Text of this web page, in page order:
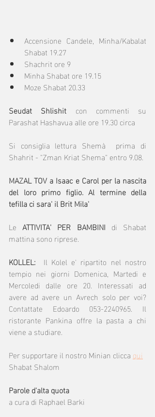
Accensione Candele, Minha/Kabalat
Shabat 19.27
Shachrit ore 9
Minha Shabat ore 19.15
Moze Shabat 20.33
Seudat Shlishit con commenti su
Parashat Hashavua alle ore 19.30 circa
Si consiglia lettura Shemà  prima di
Shahrit - "Zman Kriat Shema" entro 9.08.
MAZAL TOV a Isaac e Carol per la nascita
del loro primo figlio. Al termine della
tefilla ci sara' il Brit Mila'
Le ATTIVITA' PER BAMBINI di Shabat
mattina sono riprese.
KOLLEL: Il Kolel e' ripartito nel nostro
tempio nei giorni Domenica, Martedi e
Mercoledi dalle ore 20. Interessati ad
avere ad avere un Avrech solo per voi?
Contattate Edoardo 053-2240965. Il
ristorante Pankina offre la pasta a chi
viene a studiare.
Per supportare il nostro Minian clicca qui
Shabat Shalom
Parole d'alta quota
a cura di Raphael Barki